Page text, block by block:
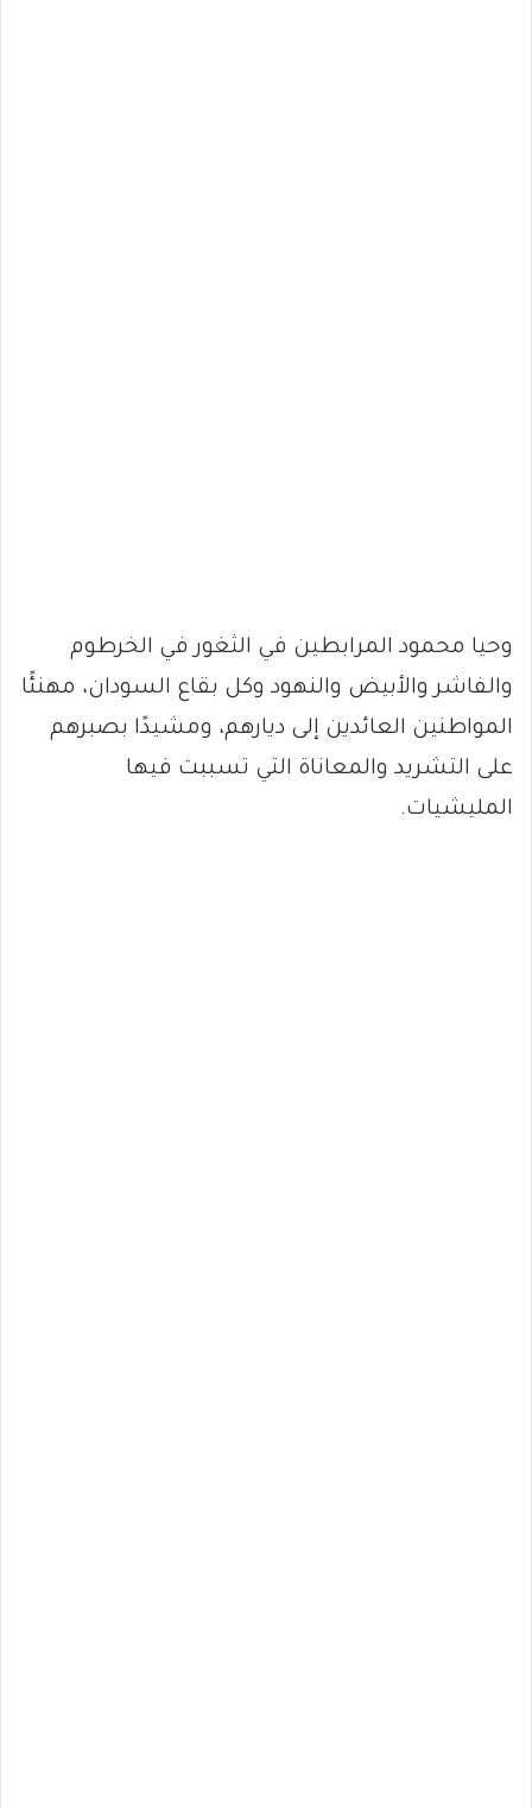
وحيا محمود المرابطين في الثغور في الخرطوم
والفاشر والأبيض والنهود وكل بقاع السودان، مهنئًا
المواطنين العائدين إلى ديارهم، ومشيدًا بصبرهم
على التشريد والمعاناة التي تسببت فيها
المليشيات.